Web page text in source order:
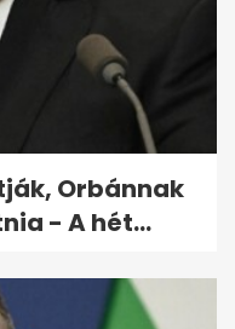
Orbánnak
- A hét...